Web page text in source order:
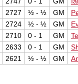
2727 ½ - ½ GM
2724 ½ - ½ GM
2710 0 - 1 GM
2633 0 - 1 GM
2621 ½ - ½ GM